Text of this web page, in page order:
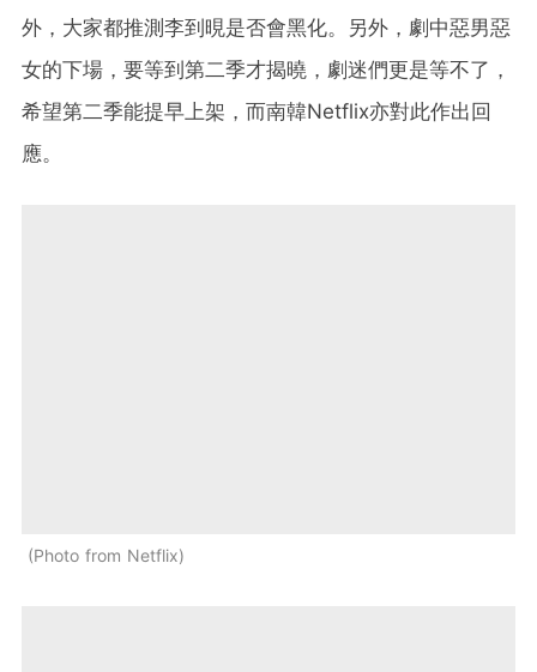
外，大家都推測李到晛是否會黑化。另外，劇中惡男惡
女的下場，要等到第二季才揭曉，劇迷們更是等不了，
希望第二季能提早上架，而南韓Netflix亦對此作出回
應。
Photo from Netflix